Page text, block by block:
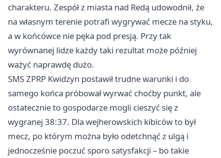
charakteru. Zespół z miasta nad Redą udowodnił, że
na własnym terenie potrafi wygrywać mecze na styku,
a w końcówce nie pęka pod presją. Przy tak
wyrównanej lidze każdy taki rezultat może później
ważyć naprawdę dużo.
SMS ZPRP Kwidzyn postawił trudne warunki i do
samego końca próbował wyrwać choćby punkt, ale
ostatecznie to gospodarze mogli cieszyć się z
wygranej 38:37. Dla wejherowskich kibiców to był
mecz, po którym można było odetchnąć z ulgą i
jednocześnie poczuć sporo satysfakcji – bo takie